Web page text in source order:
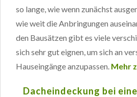
so lange, wie wenn zunächst
wie weit die Anbringungen
den Bausätzen gibt es viele
sich sehr gut eignen, um sich an
Hauseingänge anzupassen. Mehr
Dacheindeckung bei